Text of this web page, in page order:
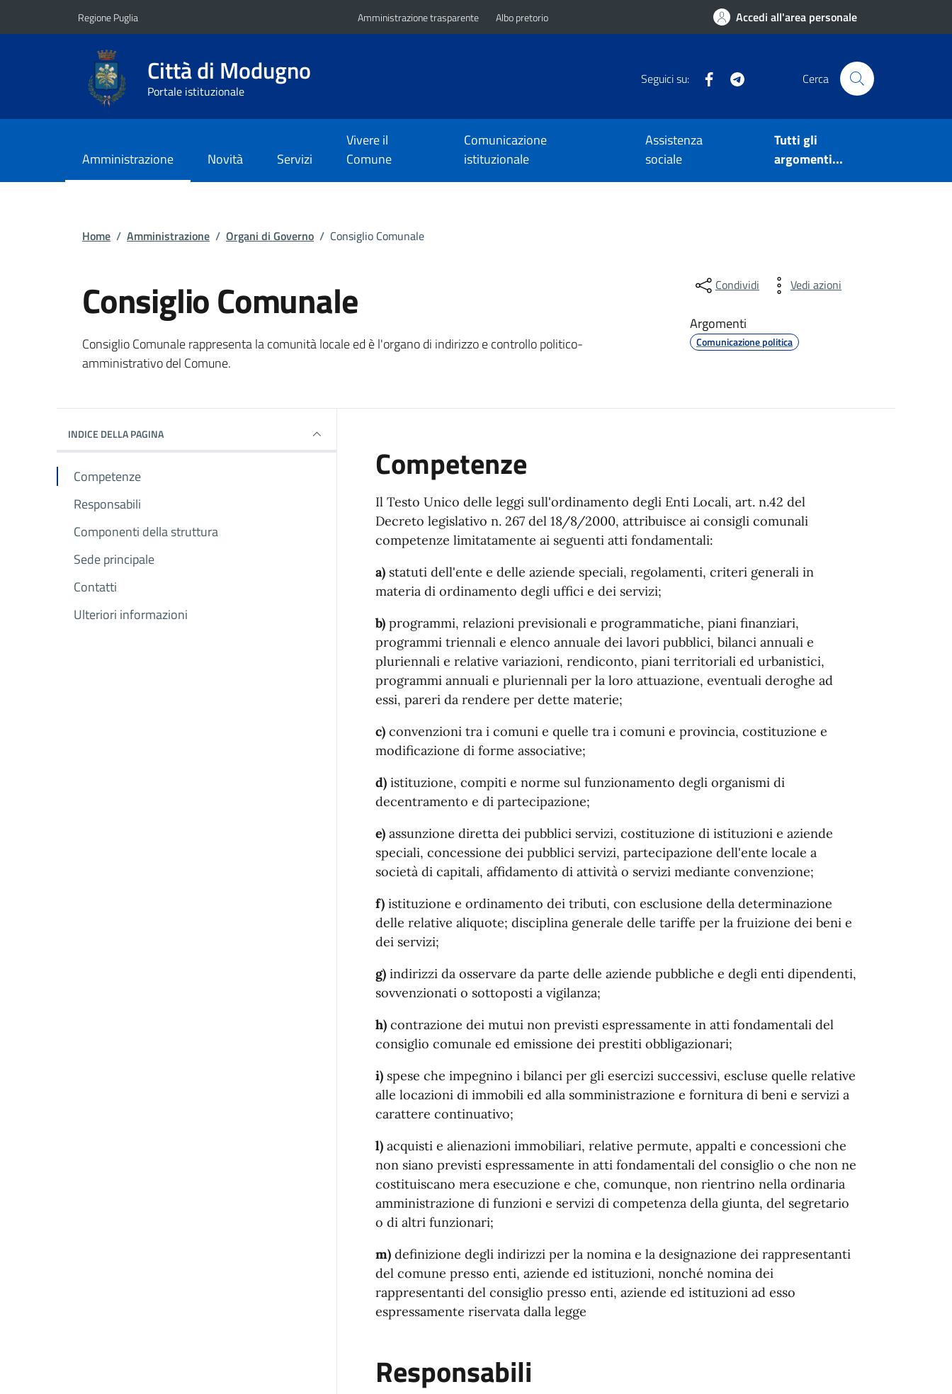
Regione Puglia Amministrazione trasparente Albo pretorio Accedi all'area personale
Città di Modugno
Portale istituzionale
Seguici su: Facebook Cerca
Amministrazione Novità Servizi
Vivere il
Comune
Comunicazione
istituzionale
Assistenza
sociale
Tutti gli
argomenti...
Home / Amministrazione / Organi di Governo / Consiglio Comunale
Consiglio Comunale
Consiglio Comunale rappresenta la comunità locale ed è l'organo di indirizzo e controllo politico-
amministrativo del Comune.
Condividi Vedi azioni
Argomenti
Comunicazione politica
INDICE DELLA PAGINA
Competenze
Responsabili
Componenti della struttura
Sede principale
Contatti
Ulteriori informazioni
Competenze
Il Testo Unico delle leggi sull'ordinamento degli Enti Locali, art. n.42 del
Decreto legislativo n. 267 del 18/8/2000, attribuisce ai consigli comunali
competenze limitatamente ai seguenti atti fondamentali:
a)statuti dell'ente e delle aziende speciali, regolamenti, criteri generali in
materia di ordinamento degli uffici e dei servizi;
b)programmi, relazioni previsionali e programmatiche, piani finanziari,
programmi triennali e elenco annuale dei lavori pubblici, bilanci annuali e
pluriennali e relative variazioni, rendiconto, piani territoriali ed urbanistici,
programmi annuali e pluriennali per la loro attuazione, eventuali deroghe ad
essi, pareri da rendere per dette materie;
c)convenzioni tra i comuni e quelle tra i comuni e provincia, costituzione e
modificazione di forme associative;
d)istituzione, compiti e norme sul funzionamento degli organismi di
decentramento e di partecipazione;
e)assunzione diretta dei pubblici servizi, costituzione di istituzioni e aziende
speciali, concessione dei pubblici servizi, partecipazione dell'ente locale a
società di capitali, affidamento di attività o servizi mediante convenzione;
f)istituzione e ordinamento dei tributi, con esclusione della determinazione
delle relative aliquote; disciplina generale delle tariffe per la fruizione dei beni e
dei servizi;
g)indirizzi da osservare da parte delle aziende pubbliche e degli enti dipendenti,
sovvenzionati o sottoposti a vigilanza;
h)contrazione dei mutui non previsti espressamente in atti fondamentali del
consiglio comunale ed emissione dei prestiti obbligazionari;
i)spese che impegnino i bilanci per gli esercizi successivi, escluse quelle relative
alle locazioni di immobili ed alla somministrazione e fornitura di beni e servizi a
carattere continuativo;
l)acquisti e alienazioni immobiliari, relative permute, appalti e concessioni che
non siano previsti espressamente in atti fondamentali del consiglio o che non ne
costituiscano mera esecuzione e che, comunque, non rientrino nella ordinaria
amministrazione di funzioni e servizi di competenza della giunta, del segretario
o di altri funzionari;
m)definizione degli indirizzi per la nomina e la designazione dei rappresentanti
del comune presso enti, aziende ed istituzioni, nonché nomina dei
rappresentanti del consiglio presso enti, aziende ed istituzioni ad esso
espressamente riservata dalla legge
Responsabili